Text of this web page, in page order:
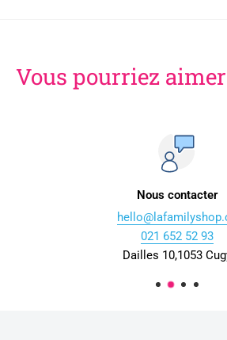
Vous pourriez aimer
Nous contacter
021 652 52 93
Dailles 10,1053